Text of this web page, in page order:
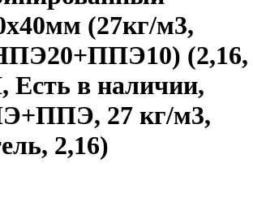
(27кг/м3,
(2,16,
в наличии,
27 кг/м3,
2,16)